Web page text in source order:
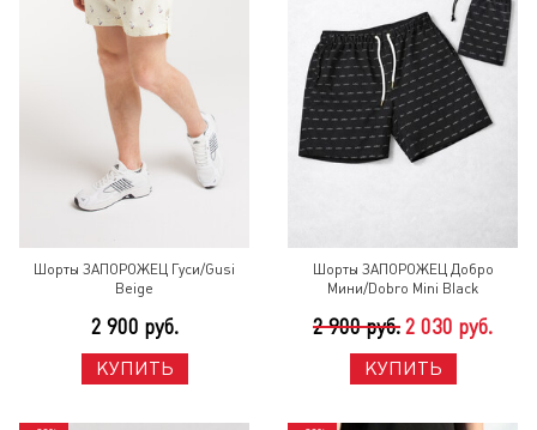
Шорты ЗАПОРОЖЕЦ Гуси/Gusi
Beige
2 900 руб.
КУПИТЬ
Шорты ЗАПОРОЖЕЦ Добро
Мини/Dobro Mini Black
2 900 руб. 2 030 руб.
КУПИТЬ